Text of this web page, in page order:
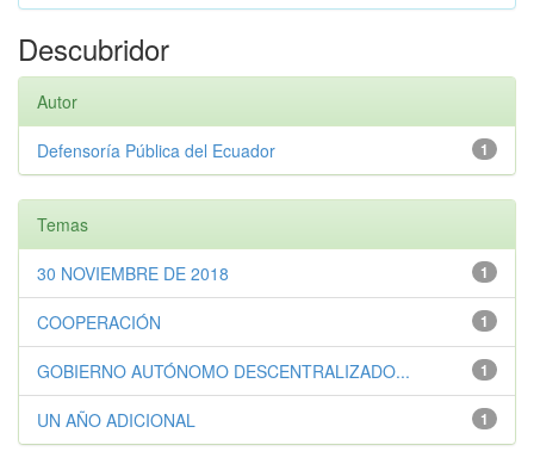
Descubridor
Autor
1
Defensoría Pública del Ecuador
Temas
1
30 NOVIEMBRE DE 2018
1
COOPERACIÓN
1
GOBIERNO AUTÓNOMO DESCENTRALIZADO...
1
UN AÑO ADICIONAL